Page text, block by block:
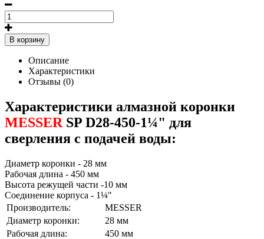
В корзину
Описание
Характеристики
Отзывы (0)
Характеристики алмазной коронки
MESSER SP D28-450-1¼" для
сверления с подачей воды:
Диаметр коронки - 28 мм
Рабочая длина - 450 мм
Высота режущей части -10 мм
Соединение корпуса - 1¼"
Производитель:
MESSER
Диаметр коронки:
28 мм
Рабочая длина:
450 мм